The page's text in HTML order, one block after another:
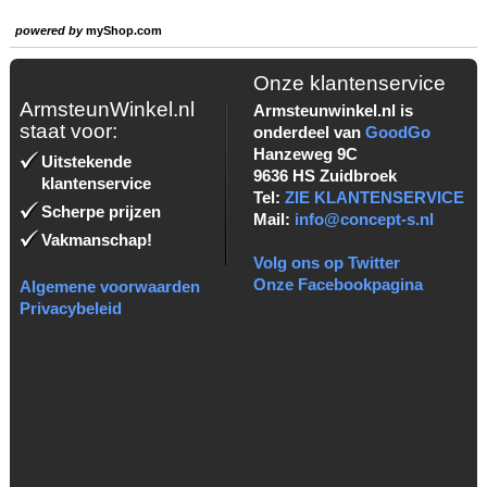
powered bymyShop.com
ArmsteunWinkel.nl
staat voor:
Uitstekende
klantenservice
Scherpe prijzen
Vakmanschap!
Algemene voorwaarden
Privacybeleid
Onze klantenservice
Armsteunwinkel.nl is
onderdeel van GoodGo
Hanzeweg 9C
9636 HS Zuidbroek
Tel: ZIE KLANTENSERVICE
Mail: info@concept-s.nl
Volg ons op Twitter
Onze Facebookpagina